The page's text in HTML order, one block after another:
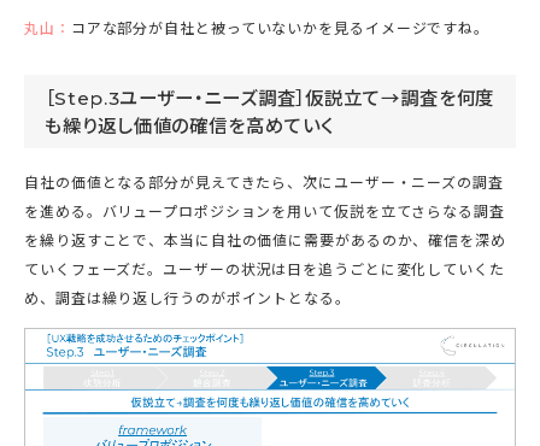
丸山： コアな部分が自社と被っていないかを見るイメージですね。
［Step.3ユーザー・ニーズ調査］仮説立て→調査を何度
も繰り返し価値の確信を高めていく
自社の価値となる部分が見えてきたら、次にユーザー・ニーズの調査
を進める。バリュープロポジションを用いて仮説を立てさらなる調査
を繰り返すことで、本当に自社の価値に需要があるのか、確信を深め
ていくフェーズだ。ユーザーの状況は日を追うごとに変化していくた
め、調査は繰り返し行うのがポイントとなる。